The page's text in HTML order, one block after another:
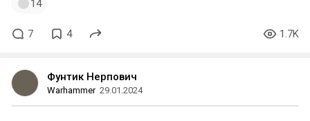
14
7 4 1.7K
Фунтик Нерпович
Warhammer 29.01.2024